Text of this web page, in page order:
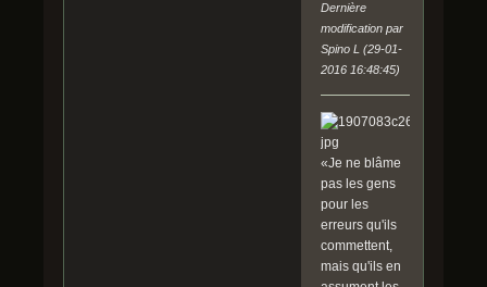
Dernière
modification par
Spino L (29-01-
2016 16:48:45)
«Je ne blâme
pas les gens
pour les
erreurs qu'ils
commettent,
mais qu'ils en